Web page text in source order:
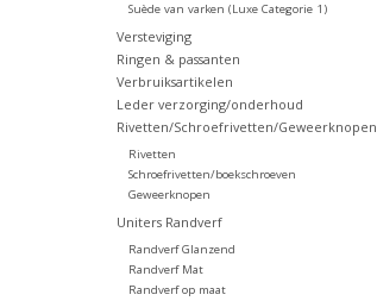
Suède van varken (Luxe Categorie 1)
Versteviging
Ringen & passanten
Verbruiksartikelen
Leder verzorging/onderhoud
Rivetten/Schroefrivetten/Geweerknopen
Rivetten
Schroefrivetten/boekschroeven
Geweerknopen
Uniters Randverf
Randverf Glanzend
Randverf Mat
Randverf op maat